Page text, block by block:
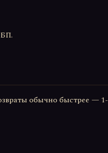
обычно быстрее —